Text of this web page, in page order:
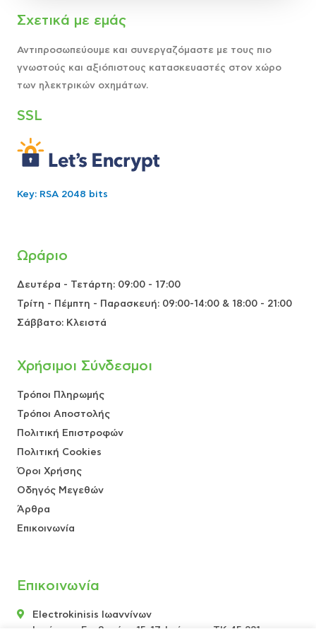
Σχετικά με εμάς
Αντιπροσωπεύουμε και συνεργαζόμαστε με τους πιο
γνωστούς και αξιόπιστους κατασκευαστές στον χώρο
των ηλεκτρικών οχημάτων.
SSL
Key: RSA 2048 bits
Ωράριο
Δευτέρα - Τετάρτη: 09:00 - 17:00
Τρίτη - Πέμπτη - Παρασκευή: 09:00-14:00 & 18:00 - 21:00
Σάββατο: Κλειστά
Χρήσιμοι Σύνδεσμοι
Τρόποι Πληρωμής
Τρόποι Αποστολής
Πολιτική Επιστροφών
Πολιτική Cookies
Όροι Χρήσης
Οδηγός Μεγεθών
Άρθρα
Επικοινωνία
Επικοινωνία
Electrokinisis Ιωαννίνων
Ιεράρχου Γερβασίου 15-17, Ιωάννινα, ΤΚ 45 221